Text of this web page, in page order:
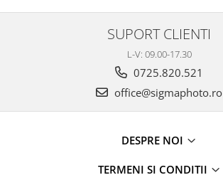
SUPORT CLIENTI
L-V: 09.00-17.30
0725.820.521
office@sigmaphoto.ro
DESPRE NOI
TERMENI SI CONDITII